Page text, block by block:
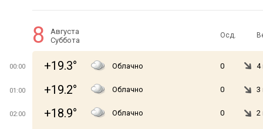
8
Августа
Суббота
Осд.
00:00 +19.3° Облачно 0 4
01:00 +19.2° Облачно 0 3
02:00 +18.9° Облачно 0 2